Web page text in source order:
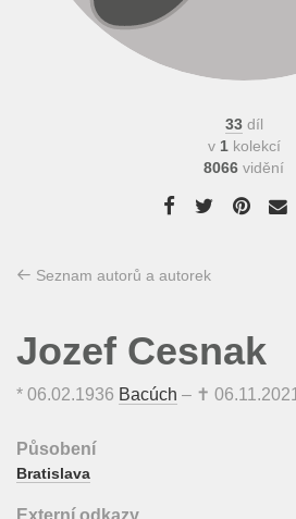
33díl
v 1kolekcí
8066 vidění
Seznam autorů a autorek
Jozef Cesnak
* 06.02.1936 Bacúch – ✝ 06.11.2021
Působení
Bratislava
Externí odkazy